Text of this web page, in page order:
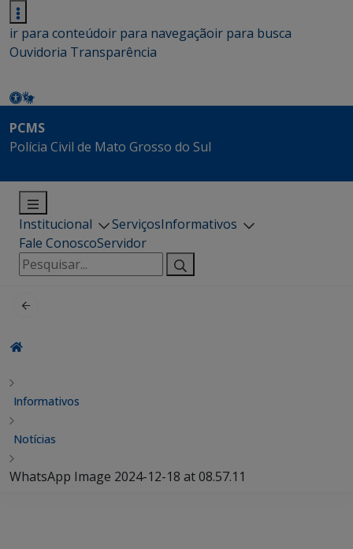
ir para conteúdoir para navegaçãoir para busca
Ouvidoria Transparência
PCMS
Polícia Civil de Mato Grosso do Sul
Institucional ServiçosInformativos
Fale ConoscoServidor
Pesquisar
por:
Informativos
Notícias
WhatsApp Image 2024-12-18 at 08.57.11